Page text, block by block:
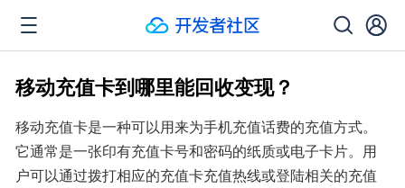
移动充值卡到哪里能回收变现？
移动充值卡是一种可以用来为手机充值话费的充值方式。
它通常是一张印有充值卡号和密码的纸质或电子卡片。用
户可以通过拨打相应的充值卡充值热线或登陆相关的充值